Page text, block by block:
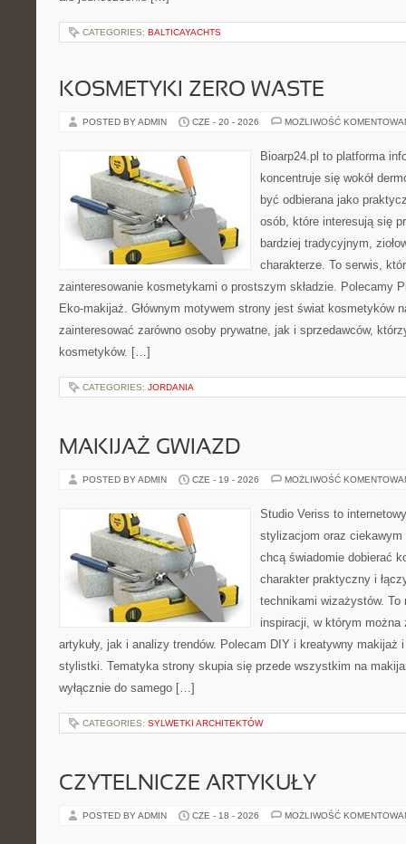
CATEGORIES: BALTICAYACHTS
KOSMETYKI ZERO WASTE
POSTED BY ADMIN CZE - 20 - 2026 MOŻLIWOŚĆ
Bioarp24.pl to platforma
koncentruje się wokół
być odbierana jako
osób, które interesują się
bardziej tradycyjnym,
charakterze. To serwis,
zainteresowanie kosmetykami o prostszym składzie. Polecamy
Eko-makijaż. Głównym motywem strony jest świat kosmetyków
zainteresować zarówno osoby prywatne, jak i sprzedawców,
kosmetyków. […]
CATEGORIES: JORDANIA
MAKIJAŻ GWIAZD
POSTED BY ADMIN CZE - 19 - 2026 MOŻLIWOŚĆ
Studio Veriss to
stylizacjom oraz ciekawym
chcą świadomie dobierać
charakter praktyczny i
technikami wizażystów. To
inspiracji, w którym
artykuły, jak i analizy trendów. Polecam DIY i kreatywny makijaż
stylistki. Tematyka strony skupia się przede wszystkim na
wyłącznie do samego […]
CATEGORIES: SYLWETKI ARCHITEKTÓW
CZYTELNICZE ARTYKUŁY
POSTED BY ADMIN CZE - 18 - 2026 MOŻLIWOŚĆ